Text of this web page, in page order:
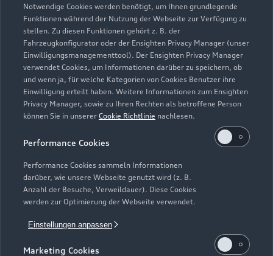
Notwendige Cookies werden benötigt, um Ihnen grundlegende
Funktionen während der Nutzung der Webseite zur Verfügung zu
stellen. Zu diesen Funktionen gehört z. B. der
Fahrzeugkonfigurator oder der Ensighten Privacy Manager (unser
Einwilligungsmanagementtool). Der Ensighten Privacy Manager
verwendet Cookies, um Informationen darüber zu speichern, ob
und wenn ja, für welche Kategorien von Cookies Benutzer ihre
Einwilligung erteilt haben. Weitere Informationen zum Ensighten
Privacy Manager, sowie zu Ihren Rechten als betroffene Person
können Sie in unserer Cookie Richtlinie nachlesen.
Performance Cookies
Performance Cookies sammeln Informationen
darüber, wie unsere Webseite genutzt wird (z. B.
Anzahl der Besuche, Verweildauer). Diese Cookies
werden zur Optimierung der Webseite verwendet.
Einstellungen anpassen
Marketing Cookies
Audi Online Beratung
Online-Terminvereinbarung
Servicekontakt
Bordbuch & Bedienungsanleitungen
Verträge kündigen
Presse & Media Center
Datenschutz
Audi erleben
Newsletter
© 2026 AUDI AG. Alle Rechte vorbehalten
Impressum Rechtliches
Hinweisgebersystem
Datenschutzinformation
Cookie-Einstellungen
Cookie-Richtlinie
Barrierefreiheit
Digital Services Act
EU Data Act
Wir geben für jedes Audi Neufahrzeug eine umfangreiche Audi
Mobilitätsgarantie, die ab Auslieferung bis zur ersten fälligen
Neufahrzeug direkt von der AUDI AG erwerben, gibt die AUDI
AG, Auto-Union-Straße 1, 85057 Ingolstadt, ab Auslieferung
bis zur ersten fälligen Inspektion oder erstem fälligen
bzw. verlängern die Audi Mobilitätsgarantie jeweils bis zur
nächsten Inspektion oder Ölwechsel-Service, wenn Sie die